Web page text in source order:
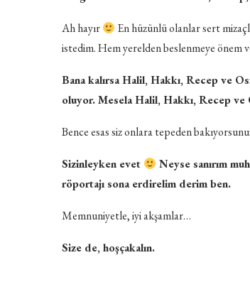
Ah hayır
En hüzünlü olanlar sert
istedim. Hem yerelden beslenmeye önem
Bana kalırsa Halil, Hakkı, Recep ve
oluyor. Mesela Halil, Hakkı, Recep ve
Bence esas siz onlara tepeden
Sizinleyken evet
Neyse sanırım
röportajı sona erdirelim derim ben.
Memnuniyetle, iyi akşamlar…
Size de, hoşçakalın.